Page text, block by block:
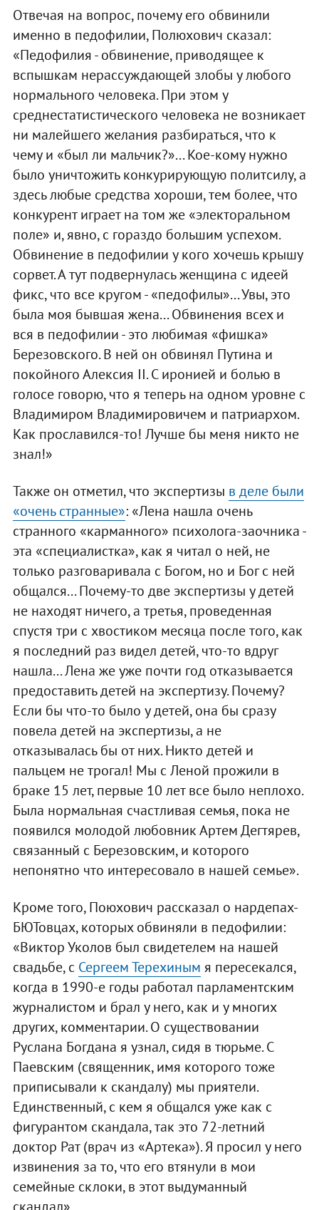
Отвечая на вопрос, почему его обвинили
именно в педофилии, Полюхович сказал:
«Педофилия - обвинение, приводящее к
вспышкам нерассуждающей злобы у любого
нормального человека. При этом у
среднестатистического человека не возникает
ни малейшего желания разбираться, что к
чему и «был ли мальчик?»... Кое-кому нужно
было уничтожить конкурирующую политсилу, а
здесь любые средства хороши, тем более, что
конкурент играет на том же «электоральном
поле» и, явно, с гораздо большим успехом.
Обвинение в педофилии у кого хочешь крышу
сорвет. А тут подвернулась женщина с идеей
фикс, что все кругом - «педофилы»... Увы, это
была моя бывшая жена... Обвинения всех и
вся в педофилии - это любимая «фишка»
Березовского. В ней он обвинял Путина и
покойного Алексия II. С иронией и болью в
голосе говорю, что я теперь на одном уровне с
Владимиром Владимировичем и патриархом.
Как прославился-то! Лучше бы меня никто не
знал!»
Также он отметил, что экспертизы в деле были
«очень странные»: «Лена нашла очень
странного «карманного» психолога-заочника -
эта «специалистка», как я читал о ней, не
только разговаривала с Богом, но и Бог с ней
общался... Почему-то две экспертизы у детей
не находят ничего, а третья, проведенная
спустя три с хвостиком месяца после того, как
я последний раз видел детей, что-то вдруг
нашла... Лена же уже почти год отказывается
предоставить детей на экспертизу. Почему?
Если бы что-то было у детей, она бы сразу
повела детей на экспертизы, а не
отказывалась бы от них. Никто детей и
пальцем не трогал! Мы с Леной прожили в
браке 15 лет, первые 10 лет все было неплохо.
Была нормальная счастливая семья, пока не
появился молодой любовник Артем Дегтярев,
связанный с Березовским, и которого
непонятно что интересовало в нашей семье».
Кроме того, Поюхович рассказал о нардепах-
БЮТовцах, которых обвиняли в педофилии:
«Виктор Уколов был свидетелем на нашей
свадьбе, с Сергеем Терехиным я пересекался,
когда в 1990-е годы работал парламентским
журналистом и брал у него, как и у многих
других, комментарии. О существовании
Руслана Богдана я узнал, сидя в тюрьме. С
Паевским (священник, имя которого тоже
приписывали к скандалу) мы приятели.
Единственный, с кем я общался уже как с
фигурантом скандала, так это 72-летний
доктор Рат (врач из «Артека»). Я просил у него
извинения за то, что его втянули в мои
семейные склоки, в этот выдуманный